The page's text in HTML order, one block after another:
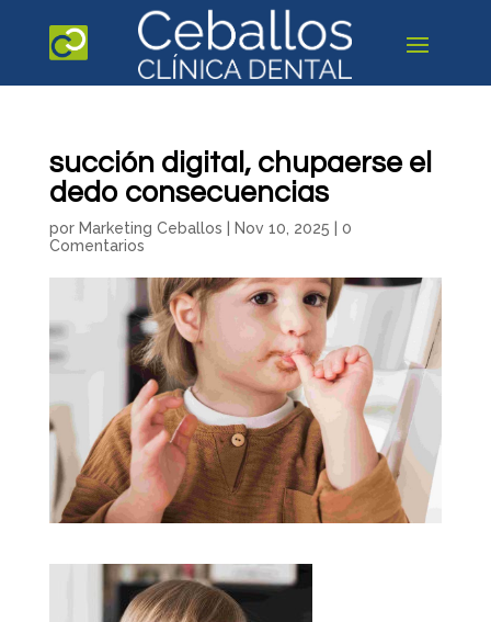
succión digital, chupaerse el
dedo consecuencias
por Marketing Ceballos Nov 10, 2025
0
Comentarios